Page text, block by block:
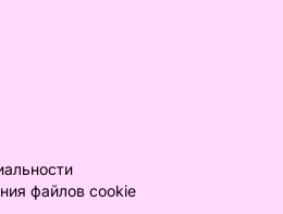
файлов cookie